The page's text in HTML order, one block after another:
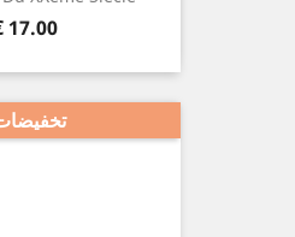
السعر
17.00 €